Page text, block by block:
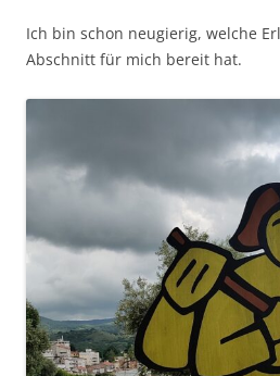
Ich bin schon neugierig, welche
Abschnitt für mich bereit hat.